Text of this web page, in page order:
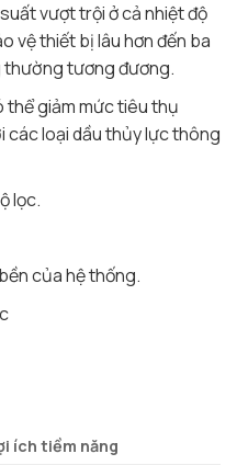
vượt trội ở cả nhiệt độ
vệ thiết bị lâu hơn đến ba
thường tương đương.
thể giảm mức tiêu thụ
các loại dầu thủy lực thông
lọc.
của hệ thống.
ích tiềm năng